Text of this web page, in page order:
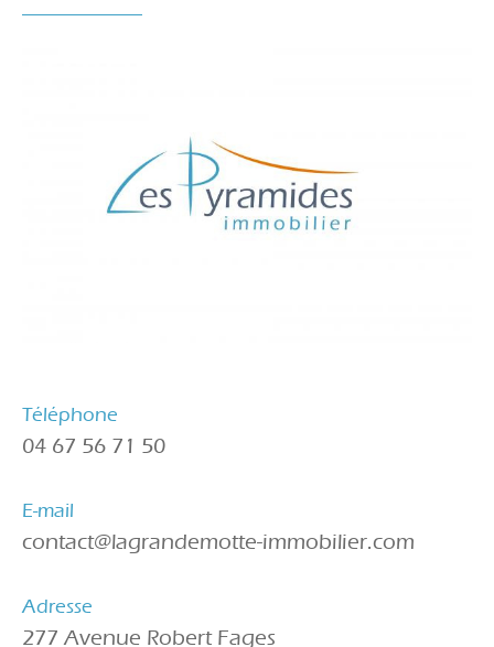
Téléphone
04 67 56 71 50
E-mail
contact@lagrandemotte-immobilier.com
Adresse
277 Avenue Robert Fages